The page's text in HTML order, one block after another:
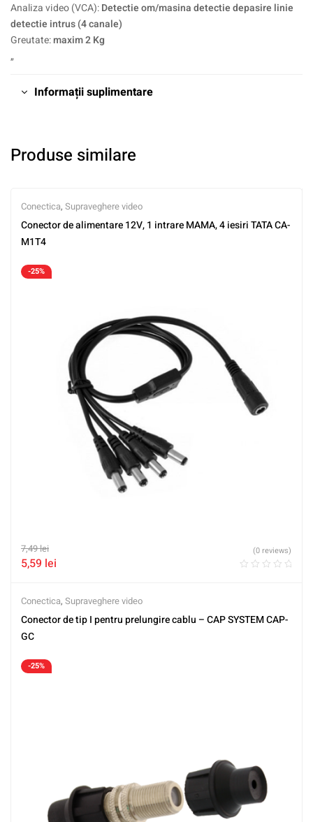
Analiza video (VCA):Detectie om/masina detectie depasire linie
detectie intrus (4 canale)
Greutate:maxim 2 Kg
„
Informații suplimentare
Produse similare
Conectica, Supraveghere video
Conector de alimentare 12V, 1 intrare MAMA, 4 iesiri TATA CA-
M1T4
-25%
7,49lei
5,59 lei
(0 reviews)
Conectica, Supraveghere video
Conector de tip I pentru prelungire cablu – CAP SYSTEM CAP-
GC
-25%